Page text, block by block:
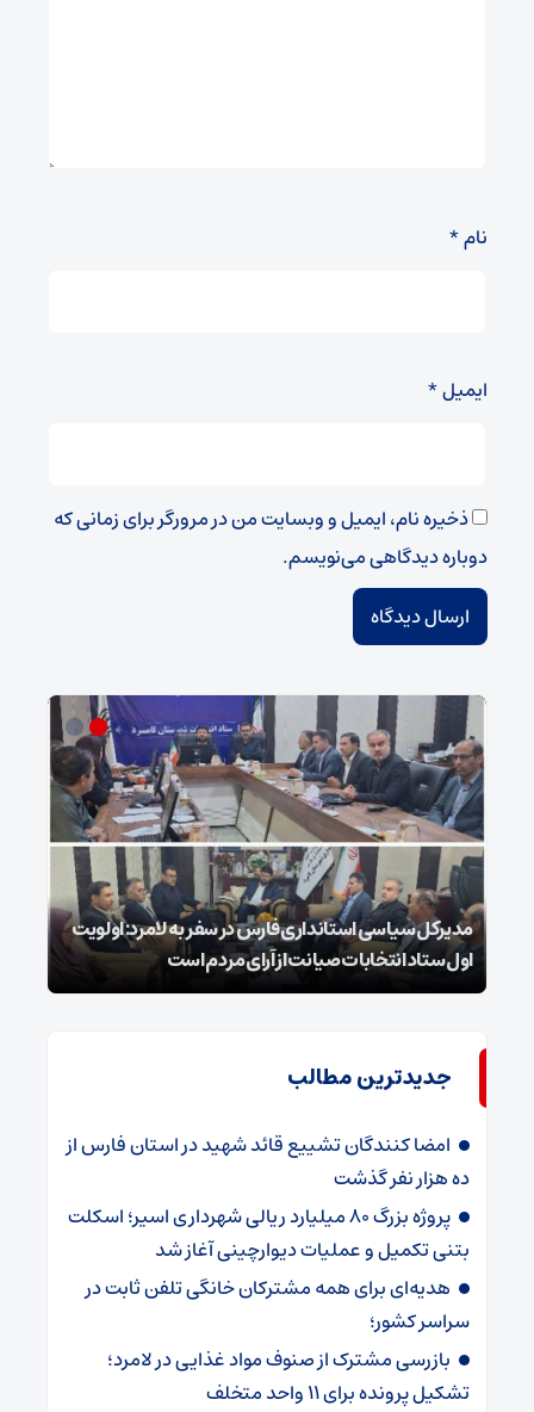
نام*
ایمیل*
ذخیره نام، ایمیل و وبسایت من در مرورگر برای زمانی که
دوباره دیدگاهی می‌نویسم.
مدیرکل سیاسی استانداری فارس در سفر به لامرد: اولویت
اول ستاد انتخابات صیانت از آرای مردم است
جدیدترین مطالب
امضا کنندگان تشییع قائد شهید در استان فارس از
ده هزار نفر گذشت
پروژه بزرگ ۸۰ میلیارد ریالی شهرداری اسیر؛ اسکلت
بتنی تکمیل و عملیات دیوارچینی آغاز شد
هدیه‌ای برای همه مشترکان خانگی تلفن ثابت در
سراسر کشور؛
بازرسی مشترک از صنوف مواد غذایی در لامرد؛
تشکیل پرونده برای ۱۱ واحد متخلف